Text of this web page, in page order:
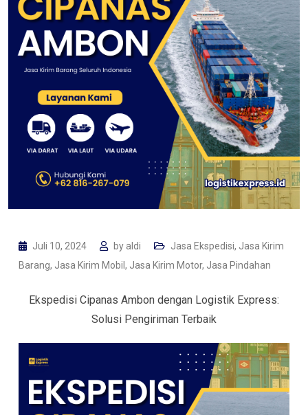
Juli 10, 2024 by aldi Jasa Ekspedisi, Jasa Kirim
Barang, Jasa Kirim Mobil , Jasa Kirim Motor, Jasa Pindahan
Ekspedisi Cipanas Ambon dengan Logistik Express:
Solusi Pengiriman Terbaik